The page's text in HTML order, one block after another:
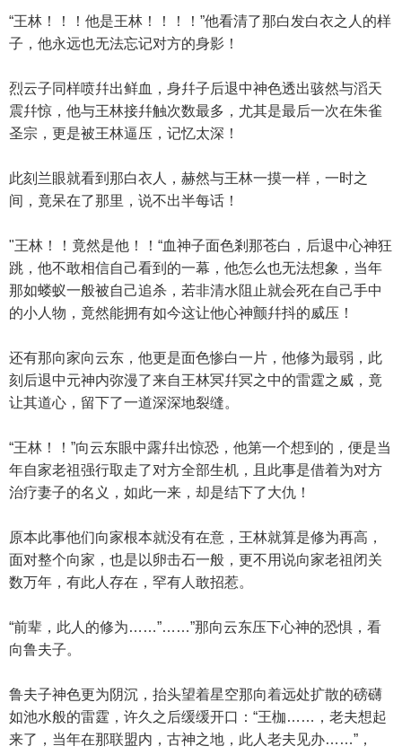
“王林！！！他是王林！！！！”他看清了那白发白衣之人的样
子，他永远也无法忘记对方的身影！
烈云子同样喷幷出鲜血，身幷子后退中神色透出骇然与滔天
震幷惊，他与王林接幷触次数最多，尤其是最后一次在朱雀
圣宗，更是被王林逼压，记忆太深！
此刻兰眼就看到那白衣人，赫然与王林一摸一样，一时之
间，竟呆在了那里，说不出半每话！
"王林！！竟然是他！！“血神子面色剎那苍白，后退中心神狂
跳，他不敢相信自己看到的一幕，他怎么也无法想象，当年
那如蝼蚁一般被自己追杀，若非清水阻止就会死在自己手中
的小人物，竟然能拥有如今这让他心神颤幷抖的威压！
还有那向家向云东，他更是面色惨白一片，他修为最弱，此
刻后退中元神内弥漫了来自王林冥幷冥之中的雷霆之威，竟
让其道心，留下了一道深深地裂缝。
“王林！！”向云东眼中露幷出惊恐，他第一个想到的，便是当
年自家老祖强行取走了对方全部生机，且此事是借着为对方
治疗妻子的名义，如此一来，却是结下了大仇！
原本此事他们向家根本就没有在意，王林就算是修为再高，
面对整个向家，也是以卵击石一般，更不用说向家老祖闭关
数万年，有此人存在，罕有人敢招惹。
“前辈，此人的修为……”……”那向云东压下心神的恐惧，看
向鲁夫子。
鲁夫子神色更为阴沉，抬头望着星空那向着远处扩散的磅礴
如池水般的雷霆，许久之后缓缓开口：“王枷……，老夫想起
来了，当年在那联盟内，古神之地，此人老夫见办……”，